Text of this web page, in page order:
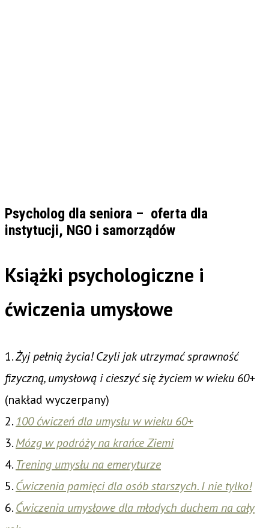
Psycholog dla seniora – oferta dla
instytucji, NGO i samorządów
Książki psychologiczne i
ćwiczenia umysłowe
1.Żyj pełnią życia! Czyli jak utrzymać sprawność
fizyczną, umysłową i cieszyć się życiem w wieku 60+
(nakład wyczerpany)
2.100 ćwiczeń dla umysłu w wieku 60+
3.Mózg w podróży na krańce Ziemi
4. Trening umysłu na emeryturze
5.Ćwiczenia pamięci dla osób starszych. I nie tylko!
6.Ćwiczenia umysłowe dla młodych duchem na cały